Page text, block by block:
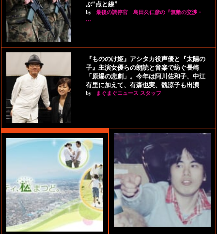
ぶ“点と線”
by
最後の調停官 島田久仁彦の『無敵の交渉・
…
『もののけ姫』アシタカ役声優と『太陽の
子』主演女優らの朗読と音楽で紡ぐ長崎
「原爆の悲劇」。今年は阿川佐和子、中江
有里に加えて、有森也実、魏涼子も出演
by まぐまぐニュース スタッフ